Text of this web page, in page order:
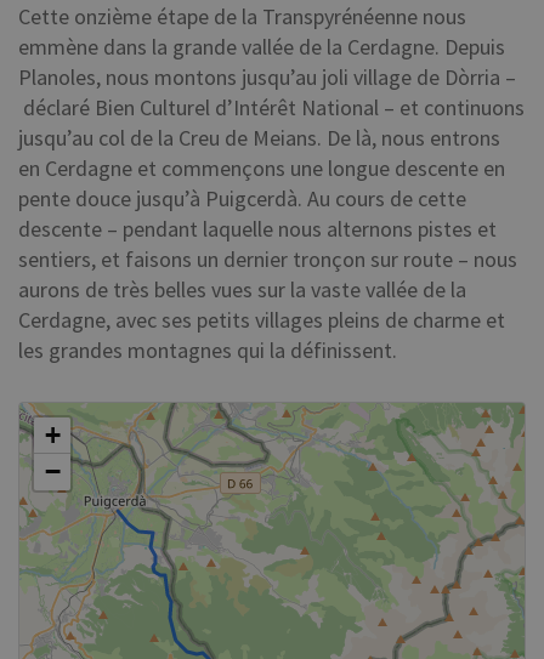
Cette onzième étape de la Transpyrénéenne nous
emmène dans la grande vallée de la Cerdagne. Depuis
Planoles, nous montons jusqu’au joli village de Dòrria –
déclaré Bien Culturel d’Intérêt National – et continuons
jusqu’au col de la Creu de Meians. De là, nous entrons
en Cerdagne et commençons une longue descente en
pente douce jusqu’à Puigcerdà. Au cours de cette
descente – pendant laquelle nous alternons pistes et
sentiers, et faisons un dernier tronçon sur route – nous
aurons de très belles vues sur la vaste vallée de la
Cerdagne, avec ses petits villages pleins de charme et
les grandes montagnes qui la définissent.
+
−